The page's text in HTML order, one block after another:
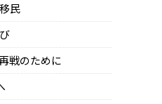
民
戦のために